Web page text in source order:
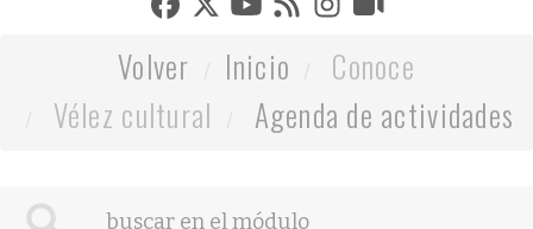
Volver Inicio
Conoce
Vélez cultural
Agenda de actividades